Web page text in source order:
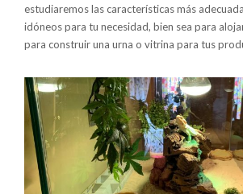
estudiaremos las características más
idóneos para tu necesidad, bien sea para
para construir una urna o vitrina para tus